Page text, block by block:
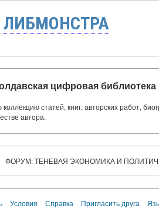
цифровая библиотека
статей, книг, авторских работ,
автора.
ФОРУМ: ТЕНЕВАЯ ЭКОНОМИКА И
Условия Справка Пригласить друга